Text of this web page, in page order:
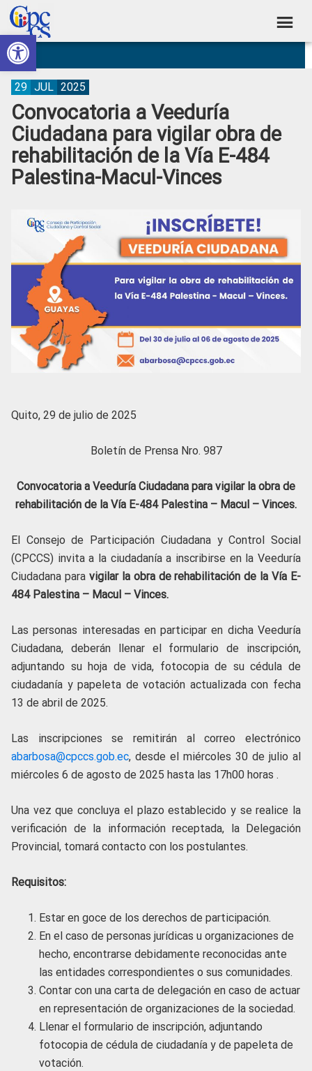
Abrir barra de herramientas
Skip
to
primary
navigation
Skip
to
main
content
Skip
to
primary
sidebar
Skip
to
footer
Consejo
de
Participación
Ciudadana
Control
Social
Construyendo
Poder
Ciudadano
Convocatoria a Veeduría
Ciudadana para vigilar obra de
rehabilitación de la Vía E-484
Palestina-Macul-Vinces
29 JUL 2025
Quito, 29 de julio de 2025
Boletín de Prensa Nro. 987
Convocatoria a Veeduría Ciudadana para vigilar la obra de
rehabilitación de la Vía E-484 Palestina – Macul – Vinces.
El Consejo de Participación Ciudadana y Control Social
(CPCCS) invita a la ciudadanía a inscribirse en la Veeduría
Ciudadana para vigilar la obra de rehabilitación de la Vía E-
484 Palestina – Macul – Vinces.
Las personas interesadas en participar en dicha Veeduría
Ciudadana, deberán llenar el formulario de inscripción,
adjuntando su hoja de vida, fotocopia de su cédula de
ciudadanía y papeleta de votación actualizada con fecha
13 de abril de 2025.
Las inscripciones se remitirán al correo electrónico
abarbosa@cpccs.gob.ec, desde el miércoles 30 de julio al
miércoles 6 de agosto de 2025 hasta las 17h00 horas .
Una vez que concluya el plazo establecido y se realice la
verificación de la información receptada, la Delegación
Provincial, tomará contacto con los postulantes.
Requisitos:
Estar en goce de los derechos de participación.
En el caso de personas jurídicas u organizaciones de
hecho, encontrarse debidamente reconocidas ante
las entidades correspondientes o sus comunidades.
Contar con una carta de delegación en caso de actuar
en representación de organizaciones de la sociedad.
Llenar el formulario de inscripción, adjuntando
fotocopia de cédula de ciudadanía y de papeleta de
votación.